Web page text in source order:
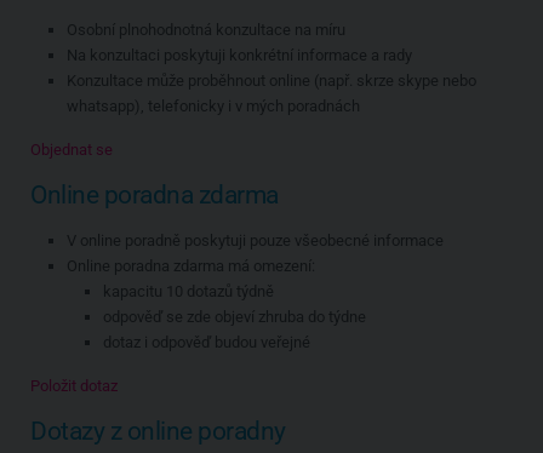
Osobní plnohodnotná konzultace na míru
Na konzultaci poskytuji konkrétní informace a rady
Konzultace může proběhnout online (např. skrze skype nebo
whatsapp), telefonicky i v mých poradnách
Objednat se
Online poradna zdarma
V online poradně poskytuji pouze všeobecné informace
Online poradna zdarma má omezení:
kapacitu 10 dotazů týdně
odpověď se zde objeví zhruba do týdne
dotaz i odpověď budou veřejné
Položit dotaz
Dotazy z online poradny